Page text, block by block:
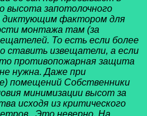
высота запотолочного
диктующим фактором для
монтажа там (за
То есть если более
ставить извещатели, а если
противопожарная защита
нужна. Даже при
помещений Собственники
минимизации высот за
исходя из критического